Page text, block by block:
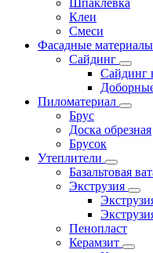
Шпаклевка
Клеи
Смеси
Фасадные материалы
Сайдинг
Сайдинг
Пиломатериал
Брус
Доска обрезная
Брусок
Утеплители
Базальтовая
Экструзия
Пенопласт
Керамзит